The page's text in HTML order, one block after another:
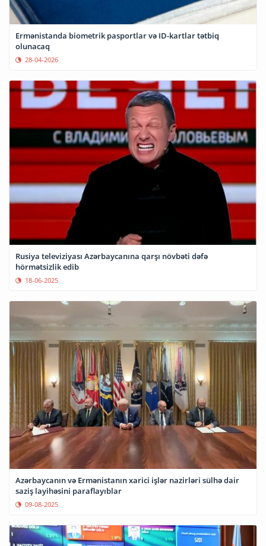
Ermənistanda biometrik pasportlar və ID-kartlar tətbiq
olunacaq
28-04-2026
Rusiya televiziyası Azərbaycanına qarşı növbəti dəfə
hörmətsizlik edib
18-06-2025
Azərbaycanın və Ermənistanın xarici işlər nazirləri sülhə dair
saziş layihəsini paraflayıblar
09-08-2025